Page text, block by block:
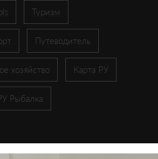
Туризм
Путеводитель
хозяйство Карта РУ
Рыбалка